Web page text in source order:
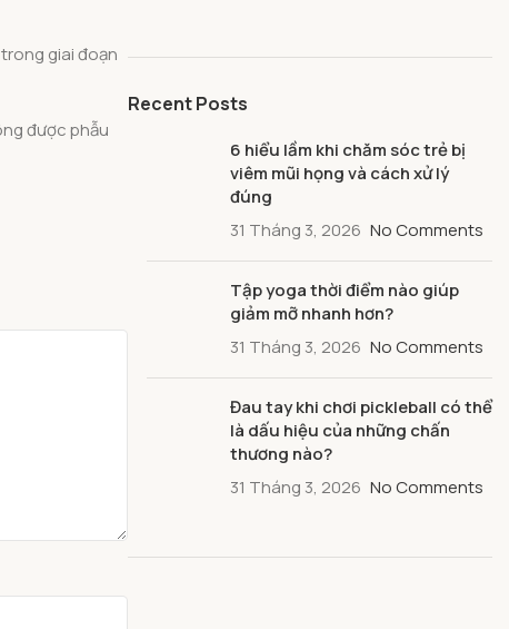
giai đoạn
được phẫu
Recent Posts
6 hiểu lầm khi chăm sóc trẻ bị
viêm mũi họng và cách xử lý
đúng
31 Tháng 3, 2026 No Comments
Tập yoga thời điểm nào giúp
giảm mỡ nhanh hơn?
31 Tháng 3, 2026 No Comments
Đau tay khi chơi pickleball có thể
là dấu hiệu của những chấn
thương nào?
31 Tháng 3, 2026 No Comments